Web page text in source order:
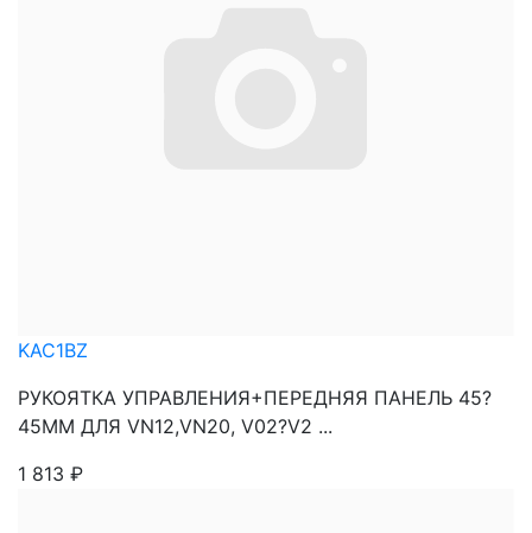
KAC1BZ
РУКОЯТКА УПРАВЛЕНИЯ+ПЕРЕДНЯЯ ПАНЕЛЬ 45?
45ММ ДЛЯ VN12,VN20, V02?V2 ...
1 813 ₽